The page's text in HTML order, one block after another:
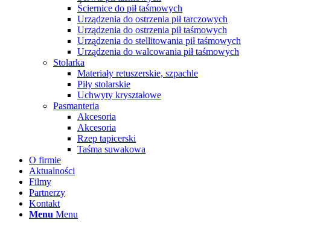
Ściernice do pił taśmowych
Urządzenia do ostrzenia pił tarczowych
Urządzenia do ostrzenia pił taśmowych
Urządzenia do stellitowania pił taśmowych
Urządzenia do walcowania pił taśmowych
Stolarka
Materiały retuszerskie, szpachle
Piły stolarskie
Uchwyty kryształowe
Pasmanteria
Akcesoria
Akcesoria
Rzep tapicerski
Taśma suwakowa
O firmie
Aktualności
Filmy
Partnerzy
Kontakt
Menu Menu